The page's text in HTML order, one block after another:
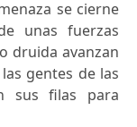
se cierne
unas fuerzas
druida avanzan
gentes de las
sus filas para